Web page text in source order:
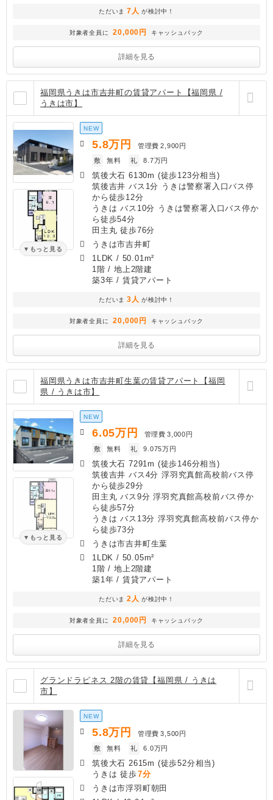
ただいま 7人 が検討中！
対象者全員に 20,000円 キャッシュバック
詳細を見る
福岡県うきは市吉井町の賃貸アパート【福岡県 /
うきは市】
もっと見る
NEW
5.8万円 管理費 2,900円
敷
無料 礼 8.7万円
筑後大石 6130m (徒歩123分相当)
筑後吉井 バス1分 うきは警察署入口バス停
から徒歩12分
うきは バス10分 うきは警察署入口バス停か
ら徒歩54分
田主丸 徒歩76分
うきは市吉井町
1LDK / 50.01m²
1階 / 地上2階建
築3年 / 賃貸アパート
ただいま 3人 が検討中！
対象者全員に 20,000円 キャッシュバック
詳細を見る
福岡県うきは市吉井町生葉の賃貸アパート【福岡
県 / うきは市】
もっと見る
NEW
6.05万円 管理費 3,000円
敷
無料 礼 9.075万円
筑後大石 7291m (徒歩146分相当)
筑後吉井 バス4分 浮羽究真館高校前バス停
から徒歩29分
田主丸 バス9分 浮羽究真館高校前バス停か
ら徒歩57分
うきは バス13分 浮羽究真館高校前バス停か
ら徒歩73分
うきは市吉井町生葉
1LDK / 50.05m²
1階 / 地上2階建
築1年 / 賃貸アパート
ただいま 2人 が検討中！
対象者全員に 20,000円 キャッシュバック
詳細を見る
グランドラピネス 2階の賃貸【福岡県 / うきは
市】
NEW
5.8万円 管理費 3,500円
敷
無料 礼 6.0万円
筑後大石 2615m (徒歩52分相当)
うきは 徒歩7分
うきは市浮羽町朝田